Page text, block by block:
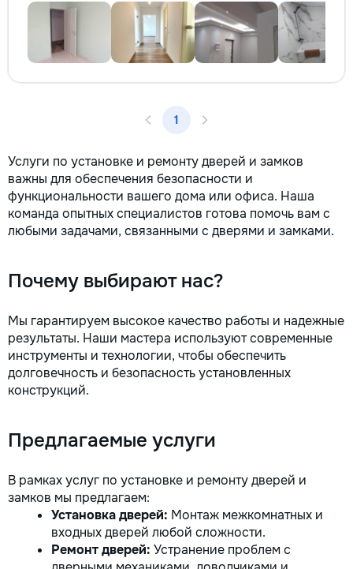
1
Услуги по установке и ремонту дверей и замков
важны для обеспечения безопасности и
функциональности вашего дома или офиса. Наша
команда опытных специалистов готова помочь вам с
любыми задачами, связанными с дверями и замками.
Почему выбирают нас?
Мы гарантируем высокое качество работы и надежные
результаты. Наши мастера используют современные
инструменты и технологии, чтобы обеспечить
долговечность и безопасность установленных
конструкций.
Предлагаемые услуги
В рамках услуг по установке и ремонту дверей и
замков мы предлагаем:
Установка дверей: Монтаж межкомнатных и
входных дверей любой сложности.
Ремонт дверей: Устранение проблем с